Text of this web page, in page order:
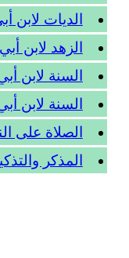
الديات لابن
الزهد لابن
السنة لابن
السنة لابن
الصلاة على
المذكر